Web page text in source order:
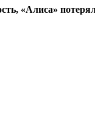
«Алиса»